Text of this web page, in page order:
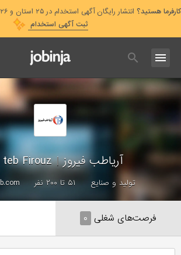
کارفرما هستید؟ انتشار رایگان آگهی استخدام در ۲۵ استان و ۲۶ دسته‌بندی شغلی
ثبت آگهی استخدام
آریاطب فیروز|
Arya teb Firouz
تولید و صنایع ۵۱ تا ۲۰۰ نفر
فرصت‌های شغلی ۰